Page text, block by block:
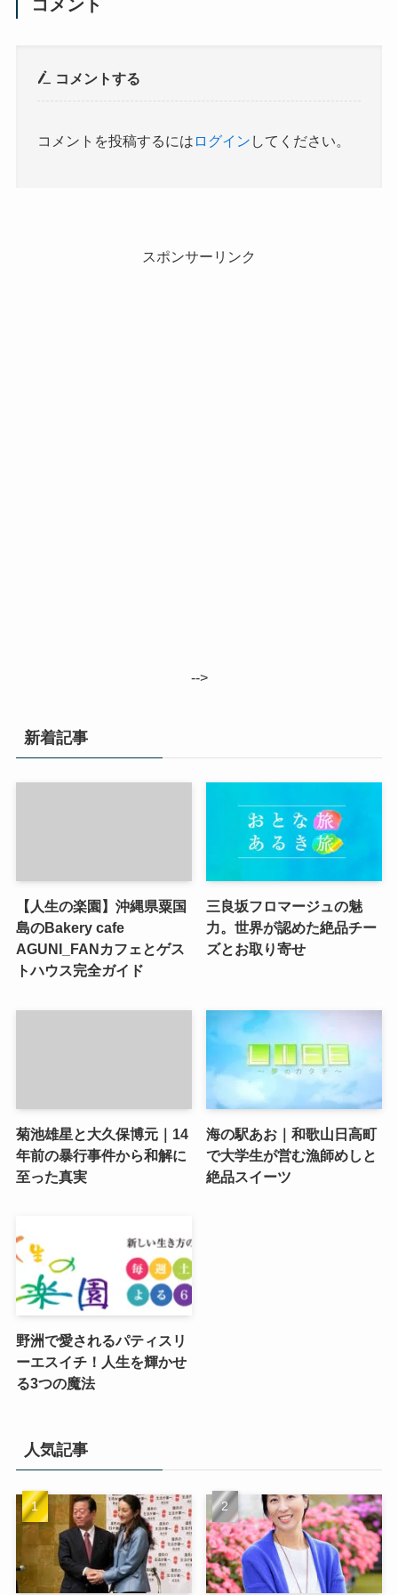
コメント
コメントする
コメントを投稿するには ログイン してください。
スポンサーリンク
-->
新着記事
【人生の楽園】沖縄県粟国
島のBakery cafe
AGUNI_FANカフェとゲス
トハウス完全ガイド
三良坂フロマージュの魅
力。世界が認めた絶品チー
ズとお取り寄せ
菊池雄星と大久保博元｜14
年前の暴行事件から和解に
至った真実
海の駅あお｜和歌山日高町
で大学生が営む漁師めしと
絶品スイーツ
野洲で愛されるパティスリ
ーエスイチ！人生を輝かせ
る3つの魔法
人気記事